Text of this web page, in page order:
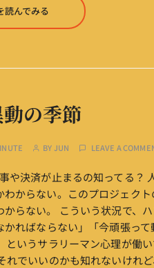
読んでみる
の季節
BYJUN LEAVE A
や決済が止まるの知ってる？
からない。このプロジェク
らない。 こういう状況で、
ればならない」「今頑張っ
いうサラリーマン心理が働
でいいのかも知れないけれ